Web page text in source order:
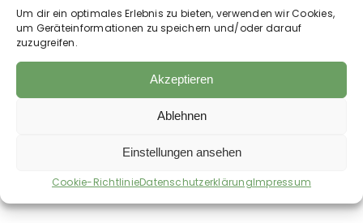
Um dir ein optimales Erlebnis zu bieten, verwenden wir Cookies,
um Geräteinformationen zu speichern und/oder darauf
zuzugreifen.
Akzeptieren
Ablehnen
Einstellungen ansehen
Cookie-RichtlinieDatenschutzerklärungImpressum
Auch im Shop erhältlich: